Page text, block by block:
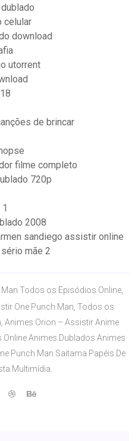
celular
download
utorrent
de brincar
filme completo
720p
2008
sandiego assistir online
mãe 2
Man Todos os Episódios Online,
One Punch Man, Todos os
Animes Orion – Assistir Anime
Online Animes Dublados Animes
Punch Man Saitama Papéis De
Multimídia.